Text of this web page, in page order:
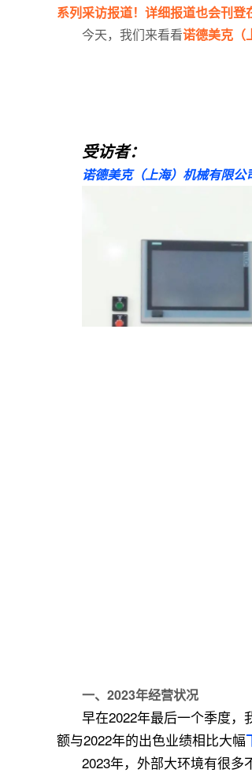
系列采访报道！详细报道也会刊登
今天，我们来看看诺德美克（
受访者：
诺德美克（上海）机械有限公
一、 2023年经营状况
早在2022年最后一个季度，
额与2022年的出色业绩相比大幅
2023年，外部大环境有很多